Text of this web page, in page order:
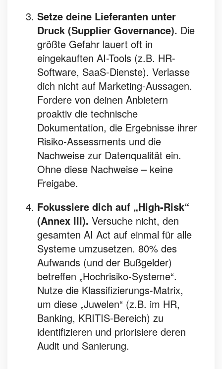
Setze deine Lieferanten unter
Druck (Supplier Governance). Die
größte Gefahr lauert oft in
eingekauften AI-Tools (z.B. HR-
Software, SaaS-Dienste). Verlasse
dich nicht auf Marketing-Aussagen.
Fordere von deinen Anbietern
proaktiv die technische
Dokumentation, die Ergebnisse ihrer
Risiko-Assessments und die
Nachweise zur Datenqualität ein.
Ohne diese Nachweise – keine
Freigabe.
Fokussiere dich auf „High-Risk“
(Annex III). Versuche nicht, den
gesamten AI Act auf einmal für alle
Systeme umzusetzen. 80% des
Aufwands (und der Bußgelder)
betreffen „Hochrisiko-Systeme“.
Nutze die Klassifizierungs-Matrix,
um diese „Juwelen“ (z.B. im HR,
Banking, KRITIS-Bereich) zu
identifizieren und priorisiere deren
Audit und Sanierung.